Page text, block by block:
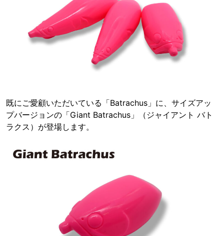
既にご愛顧いただいている「Batrachus」に、サイズアッ
プバージョンの「Giant Batrachus」（ジャイアント バト
ラクス）が登場します。